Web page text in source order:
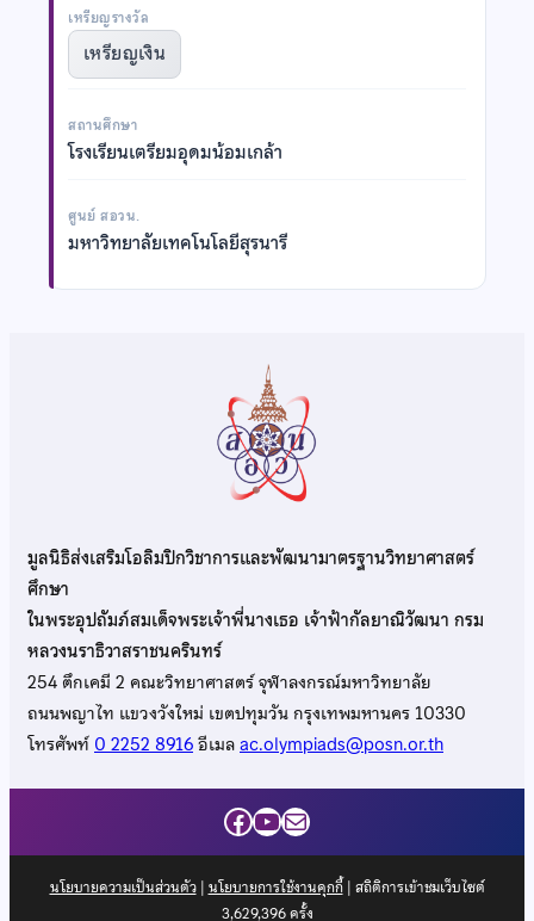
เหรียญรางวัล
เหรียญเงิน
สถานศึกษา
โรงเรียนเตรียมอุดมน้อมเกล้า
ศูนย์ สอวน.
มหาวิทยาลัยเทคโนโลยีสุรนารี
มูลนิธิส่งเสริมโอลิมปิกวิชาการและพัฒนามาตรฐานวิทยาศาสตร์
ศึกษา
ในพระอุปถัมภ์สมเด็จพระเจ้าพี่นางเธอ เจ้าฟ้ากัลยาณิวัฒนา กรม
หลวงนราธิวาสราชนครินทร์
254 ตึกเคมี 2 คณะวิทยาศาสตร์ จุฬาลงกรณ์มหาวิทยาลัย
ถนนพญาไท แขวงวังใหม่ เขตปทุมวัน กรุงเทพมหานคร 10330
โทรศัพท์0 2252 8916อีเมลac.olympiads@posn.or.th
Facebook
YouTube
Mail
นโยบายความเป็นส่วนตัว| นโยบายการใช้งานคุกกี้| สถิติการเข้าชมเว็บไซต์
3,629,396ครั้ง